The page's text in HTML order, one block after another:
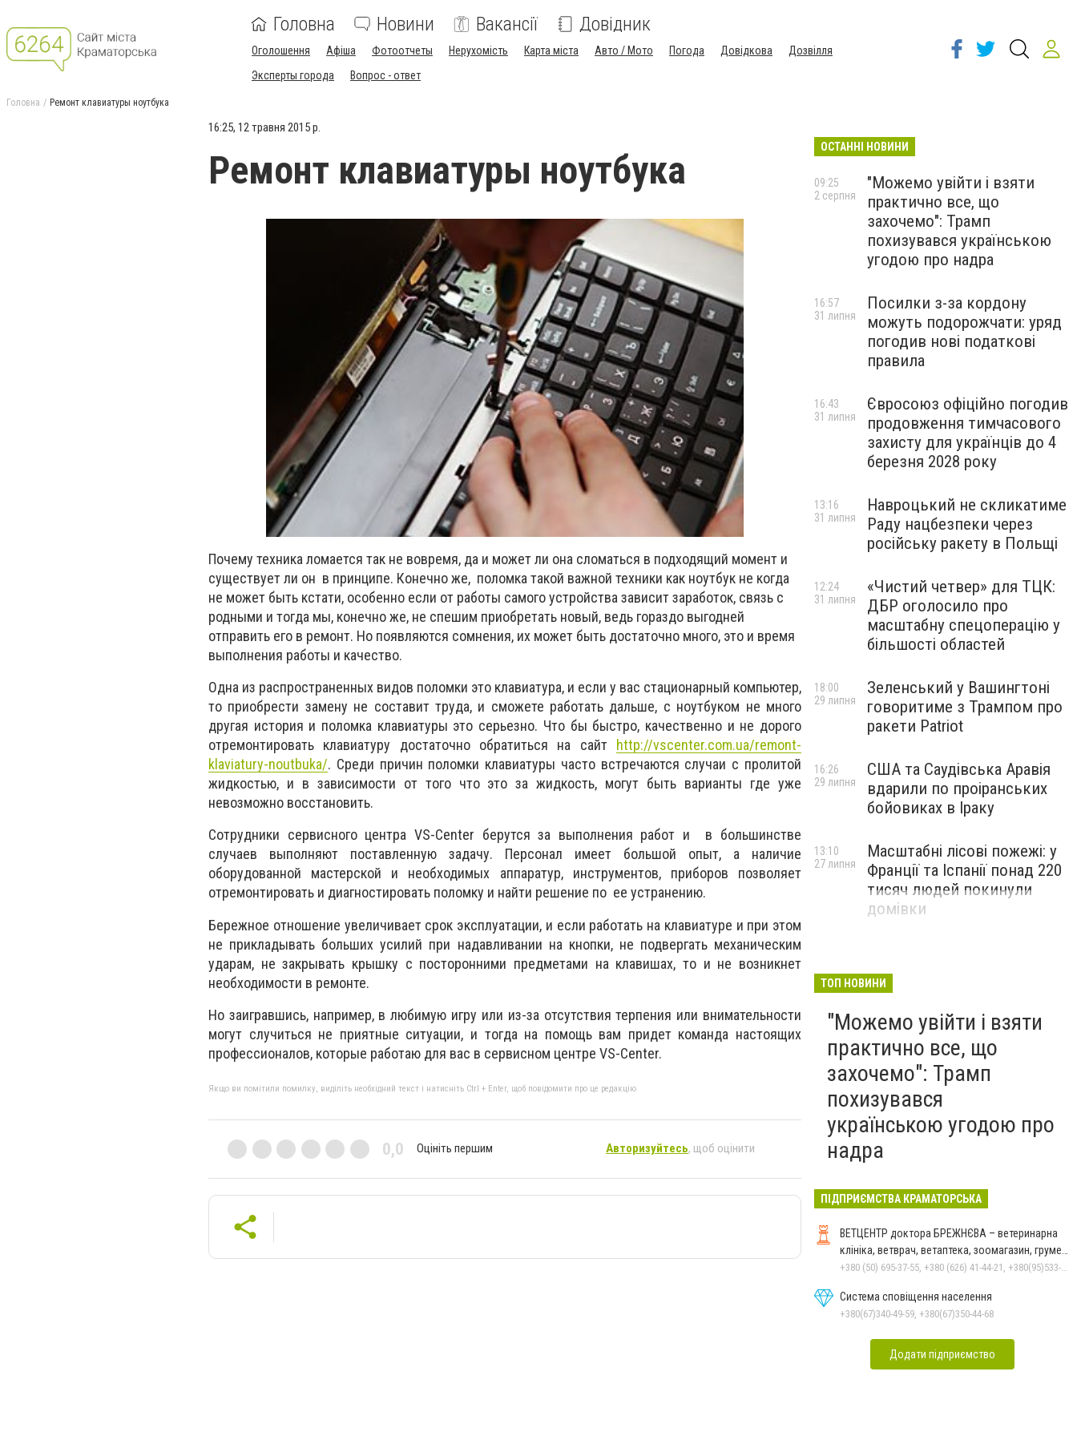
Головна Новини Вакансії Довідник
Оголошення Афіша Фотоотчеты Нерухомість Карта міста Авто / Мото Погода Довідкова
Дозвілля
Эксперты города
Вопрос - ответ
Головна Ремонт клавиатуры ноутбука
16:25, 12 травня 2015 р.
Ремонт клавиатуры ноутбука
Почему техника ломается так не вовремя, да и может ли она сломаться в подходящий момент и
существует ли он в принципе. Конечно же, поломка такой важной техники как ноутбук не когда
не может быть кстати, особенно если от работы самого устройства зависит заработок, связь с
родными и тогда мы, конечно же, не спешим приобретать новый, ведь гораздо выгодней
отправить его в ремонт. Но появляются сомнения, их может быть достаточно много, это и время
выполнения работы и качество.
Одна из распространенных видов поломки это клавиатура, и если у вас стационарный компьютер,
то приобрести замену не составит труда, и сможете работать дальше, с ноутбуком не много
другая история и поломка клавиатуры это серьезно. Что бы быстро, качественно и не дорого
отремонтировать клавиатуру достаточно обратиться на сайт http://vscenter.com.ua/remont-
klaviatury-noutbuka/. Среди причин поломки клавиатуры часто встречаются случаи с пролитой
жидкостью, и в зависимости от того что это за жидкость, могут быть варианты где уже
невозможно восстановить.
Сотрудники сервисного центра VS-Center берутся за выполнения работ и в большинстве
случаев выполняют поставленную задачу. Персонал имеет большой опыт, а наличие
оборудованной мастерской и необходимых аппаратур, инструментов, приборов позволяет
отремонтировать и диагностировать поломку и найти решение по ее устранению.
Бережное отношение увеличивает срок эксплуатации, и если работать на клавиатуре и при этом
не прикладывать больших усилий при надавливании на кнопки, не подвергать механическим
ударам, не закрывать крышку с посторонними предметами на клавишах, то и не возникнет
необходимости в ремонте.
Но заигравшись, например, в любимую игру или из-за отсутствия терпения или внимательности
могут случиться не приятные ситуации, и тогда на помощь вам придет команда настоящих
профессионалов, которые работаю для вас в сервисном центре VS-Center.
Якщо ви помітили помилку, виділіть необхідний текст і натисніть Ctrl + Enter, щоб повідомити про це редакцію
0,0 Оцініть першим Авторизуйтесь, щоб оцінити
ОСТАННІ НОВИНИ
"Можемо увійти і взяти
практично все, що
захочемо": Трамп
похизувався українською
угодою про надра
09:25
2 серпня
Посилки з-за кордону
можуть подорожчати: уряд
погодив нові податкові
правила
16:57
31 липня
Євросоюз офіційно погодив
продовження тимчасового
захисту для українців до 4
березня 2028 року
16:43
31 липня
Навроцький не скликатиме
Раду нацбезпеки через
російську ракету в Польщі
13:16
31 липня
«Чистий четвер» для ТЦК:
ДБР оголосило про
масштабну спецоперацію у
більшості областей
12:24
31 липня
Зеленський у Вашингтоні
говоритиме з Трампом про
ракети Patriot
18:00
29 липня
США та Саудівська Аравія
вдарили по проіранських
бойовиках в Іраку
16:26
29 липня
Масштабні лісові пожежі: у
Франції та Іспанії понад 220
тисяч людей покинули
домівки
13:10
27 липня
ТОП НОВИНИ
"Можемо увійти і взяти
практично все, що
захочемо": Трамп
похизувався
українською угодою про
надра
ПІДПРИЄМСТВА КРАМАТОРСЬКА
ВЕТЦЕНТР доктора БРЕЖНЄВА – ветеринарна
клініка, ветврач, ветаптека, зоомагазин, грумер,
стрижки.
+380 (50) 695-37-55, +380 (626) 41-44-21, +380(95)533-90-03
Система сповіщення населення
+380(67)340-49-59, +380(67)350-44-68
Додати підприємство